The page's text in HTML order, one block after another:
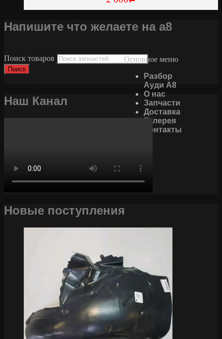
Основное меню
Разбор
Ауди А8
О нас
Запчасти
Доставка
Галерея
Контакты
Напишите что желаете на а8
Поиск товаров
Поиск
Наш Канал
Новые поступления